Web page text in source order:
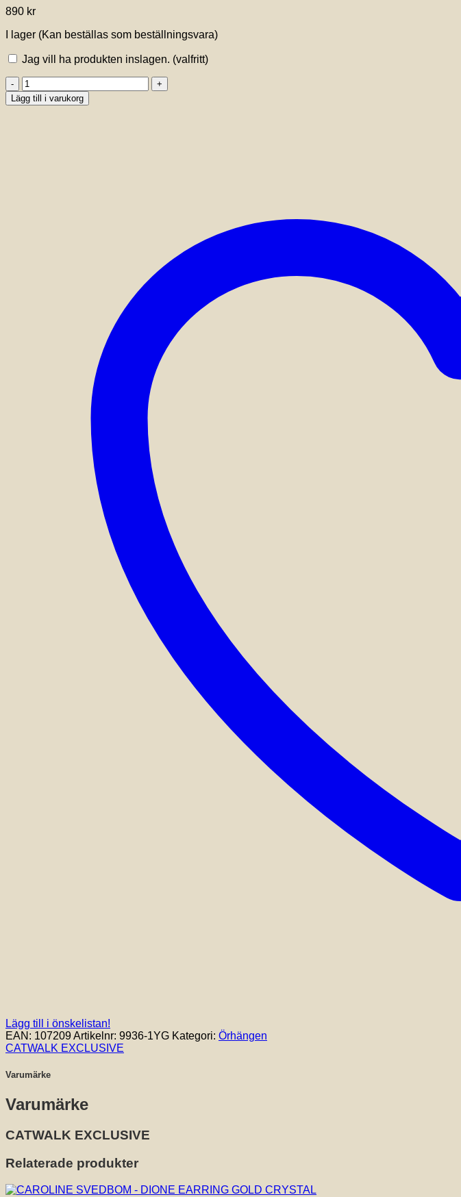
890 kr
I lager (Kan beställas som beställningsvara)
Jag vill ha produkten inslagen. (valfritt)
CW
-
Örhängen
Lägg till i varukorg
Lägg till i önskelistan!
EAN: 107209Artikelnr: 9936-1YG Kategori: Örhängen
CATWALK EXCLUSIVE
Varumärke
Varumärke
CATWALK EXCLUSIVE
Relaterade produkter